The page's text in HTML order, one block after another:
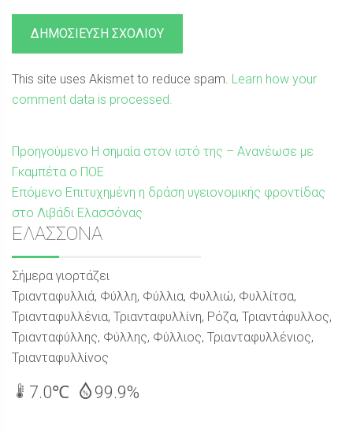
This site uses Akismet to reduce spam. Learn how your
comment data is processed.
Πλοήγηση
άρθρων
Προηγούμενο Προηγούμενη
δημοσίευση:
Η σημαία στον ιστό της – Ανανέωσε με
Γκαμπέτα ο ΠΟΕ
Επόμενο Επόμενη
δημοσίευση:
Επιτυχημένη η δράση υγειονομικής φροντίδας
στο Λιβάδι Ελασσόνας
Sidebar
ΕΛΑΣΣΟΝΑ
Σήμερα γιορτάζει
Τριανταφυλλιά, Φύλλη, Φύλλια, Φυλλιώ, Φυλλίτσα,
Τριανταφυλλένια, Τριανταφυλλίνη, Ρόζα, Τριαντάφυλλος,
Τριανταφύλλης, Φύλλης, Φύλλιος, Τριανταφυλλένιος,
Τριανταφυλλίνος
7.0℃ 99.9%